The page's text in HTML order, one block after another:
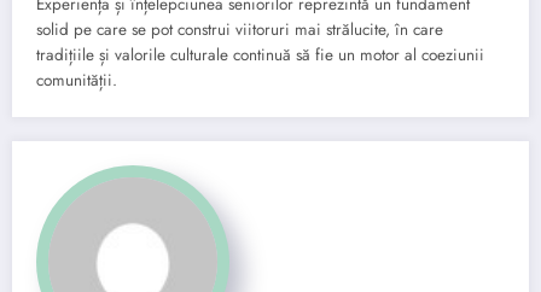
solid pe care se pot construi viitoruri mai strălucite, în care
tradițiile și valorile culturale continuă să fie un motor al coeziunii
comunității.